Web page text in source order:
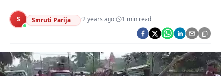
Argus Swaad Odisha
Argus Chalo Dekhein Apna Desh
S Smruti Parija ·2 years ago· 1 min read